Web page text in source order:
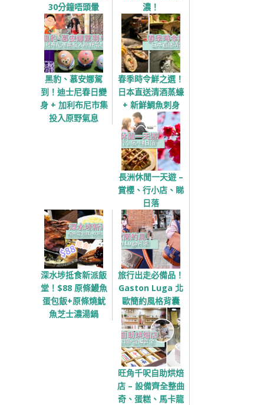
30分鐘唔頭暈
濃！
黑豹、慕安娜駕
到！迪士尼春日變
身 + 加利布尼市集
投入原野氣息
春季時令鮮之選！
日本直送清酒蒸蠔
+ 新鮮鯛魚刺身
長洲休閒一天遊 –
賞櫻、行小店、睇
日落
深水埗抵食新派飯
堂！$88 原條鰻魚
蛋包飯+原條燒魷
魚芝士濃湯鍋
旅行出走必備品！
Gaston Luga 北
歐簡約風格背囊
旺角千呎自助烘焙
店 – 設備齊全整曲
奇、蛋糕、馬卡龍